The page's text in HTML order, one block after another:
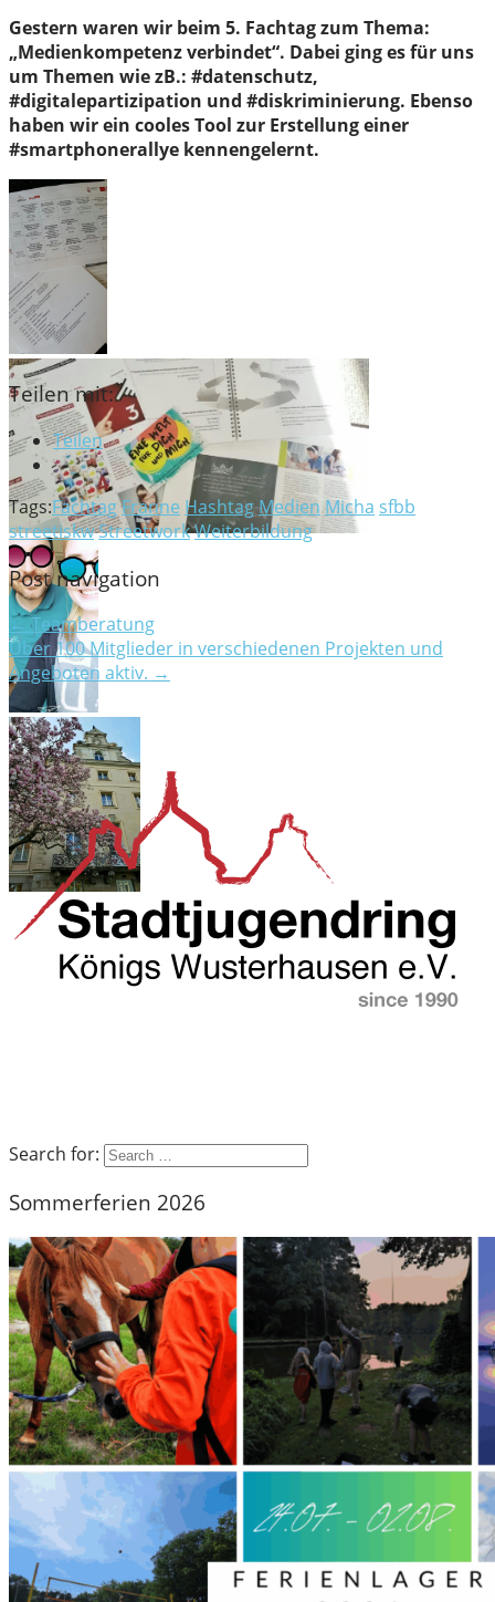
Gestern waren wir beim 5. Fachtag zum Thema:
„Medienkompetenz verbindet“. Dabei ging es für uns
um Themen wie zB.: #datenschutz,
#digitalepartizipation und #diskriminierung. Ebenso
haben wir ein cooles Tool zur Erstellung einer
#smartphonerallye kennengelernt.
Teilen mit:
Teilen
Tags:FachtagFranne Hashtag Medien Micha sfbb
streetiskwStreetworkWeiterbildung
Post navigation
← Teamberatung
Über 100 Mitglieder in verschiedenen Projekten und
Angeboten aktiv. →
Search for:
Sommerferien 2026